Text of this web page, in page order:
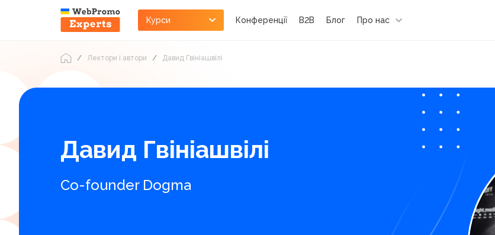
Курси Конференції B2B Блог Про нас
Лектори і автори Давид Гвініашвілі
Давид Гвініашвілі
Сo-founder Dogma